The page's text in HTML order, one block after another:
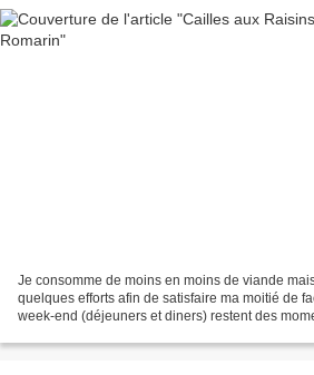
Je consomme de moins en moins de viande
quelques efforts afin de satisfaire ma moitié de
week-end (déjeuners et diners) restent des